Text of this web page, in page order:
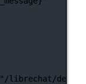
"/librechat/